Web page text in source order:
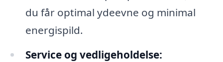
du får optimal ydeevne og minimal
energispild.
Service og vedligeholdelse: